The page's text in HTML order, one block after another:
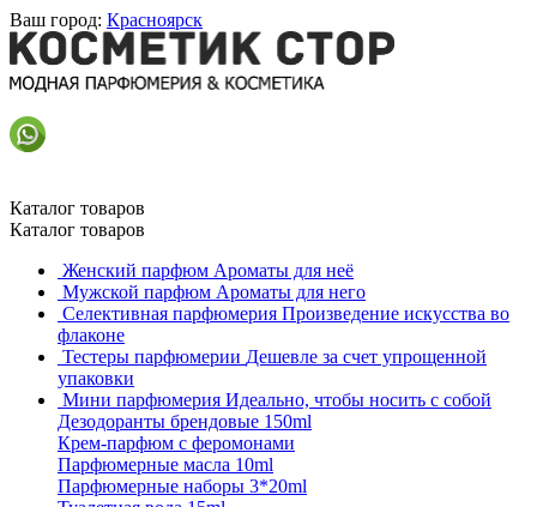
Ваш город: Красноярск
Каталог товаров
Каталог товаров
Женский парфюм Ароматы для неё
Мужской парфюм Ароматы для него
Селективная парфюмерия Произведение искусства во
флаконе
Тестеры парфюмерии Дешевле за счет упрощенной
упаковки
Мини парфюмерия Идеально, чтобы носить с собой
Дезодоранты брендовые 150ml
Крем-парфюм с феромонами
Парфюмерные масла 10ml
Парфюмерные наборы 3*20ml